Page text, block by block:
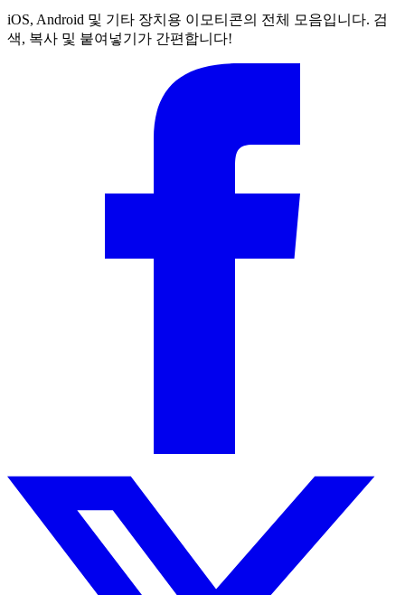
iOS, Android 및 기타 장치용 이모티콘의 전체 모음입니다. 검
색, 복사 및 붙여넣기가 간편합니다!